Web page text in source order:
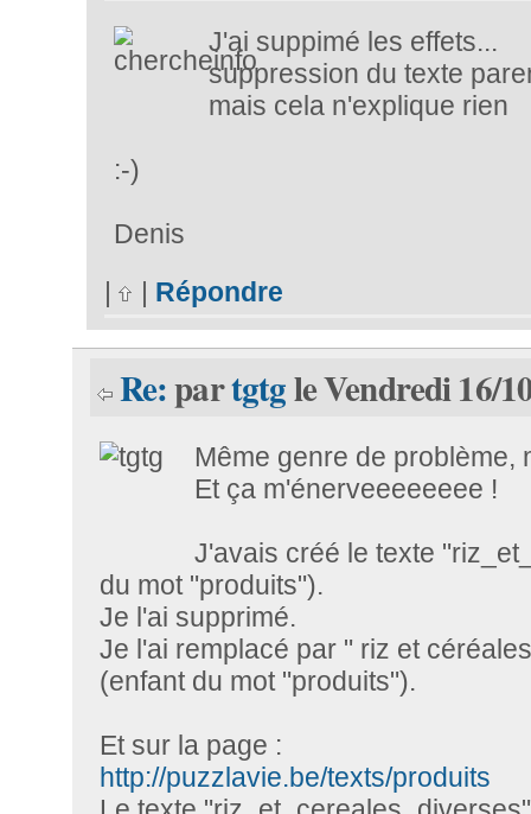
J'ai suppimé les effets...
suppression du texte
mais cela n'explique rien
:-)
Denis
|
| Répondre
Re:partgtgle Vendredi 16/
Même genre de problème,
Et ça m'énerveeeeeeee !
J'avais créé le texte
du mot "produits").
Je l'ai supprimé.
Je l'ai remplacé par " riz et
(enfant du mot "produits").
Et sur la page :
http://puzzlavie.be/texts/produits